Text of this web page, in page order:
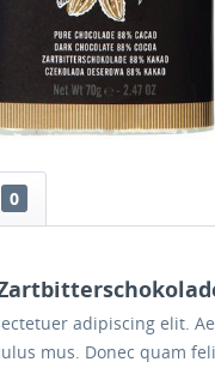
0
adipiscing elit.
mus. Donec quam